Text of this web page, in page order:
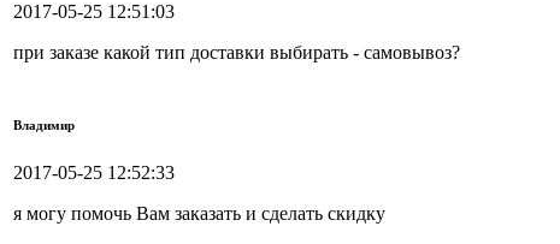
2017-05-25 12:51:03
при заказе какой тип доставки выбирать - самовывоз?
Владимир
2017-05-25 12:52:33
я могу помочь Вам заказать и сделать скидку